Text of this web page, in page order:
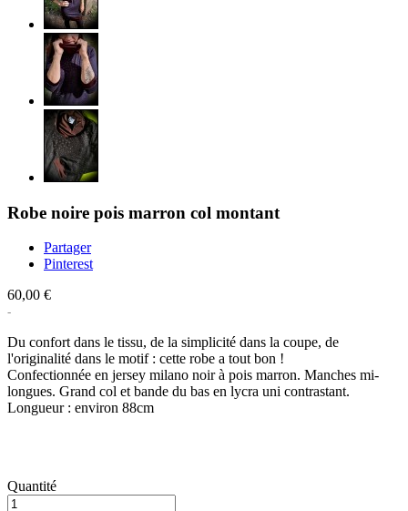
Robe noire pois marron col montant
Partager
Pinterest
60,00 €
Du confort dans le tissu, de la simplicité dans la coupe, de
l'originalité dans le motif : cette robe a tout bon !
Confectionnée en jersey milano noir à pois marron. Manches mi-
longues. Grand col et bande du bas en lycra uni contrastant.
Longueur : environ 88cm
Quantité